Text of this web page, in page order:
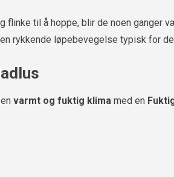
flinke til å hoppe, blir de noen ganger
rykkende løpebevegelse typisk for
varmt og fuktig klima med en